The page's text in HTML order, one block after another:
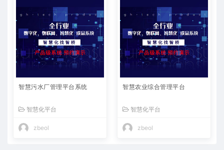
智慧污水厂管理平台系统
智慧化平台
zbeol
智慧农业综合管理平台
智慧化平台
zbeol